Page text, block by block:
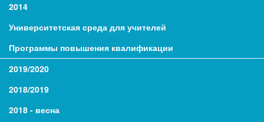
2014
Университетская среда для учителей
Программы повышения квалификации
2019/2020
2018/2019
2018 - весна